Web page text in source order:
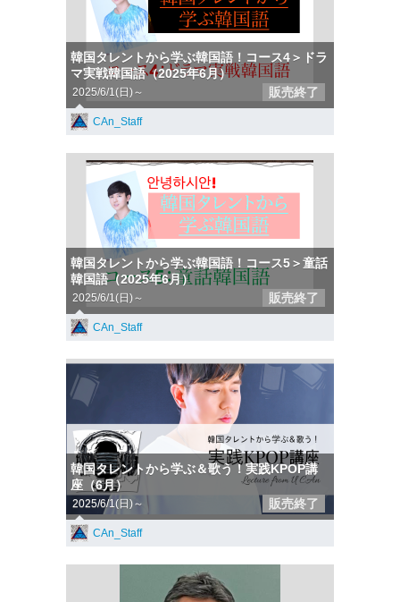
韓国タレントから学ぶ韓国語！コース4＞ドラ
マ実戦韓国語（2025年6月）
2025/6/1(日)～ 販売終了
CAn_Staff
韓国タレントから学ぶ韓国語！コース5＞童話
韓国語（2025年6月）
2025/6/1(日)～ 販売終了
CAn_Staff
韓国タレントから学ぶ＆歌う！実践KPOP講
座（6月）
2025/6/1(日)～ 販売終了
CAn_Staff